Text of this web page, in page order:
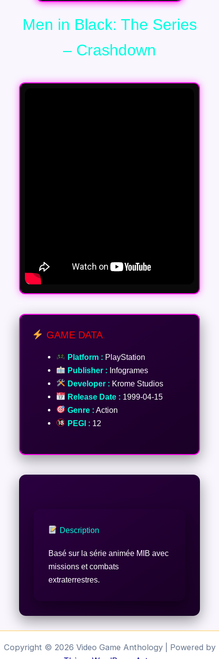
Men in Black: The Series
– Crashdown
GAME DATA
Platform : PlayStation
Publisher : Infogrames
Developer : Krome Studios
Release Date : 1999-04-15
Genre : Action
PEGI : 12
Description
Basé sur la série animée MIB avec
missions et combats
extraterrestres.
Copyright © 2026 Video Game Anthology | Powered by